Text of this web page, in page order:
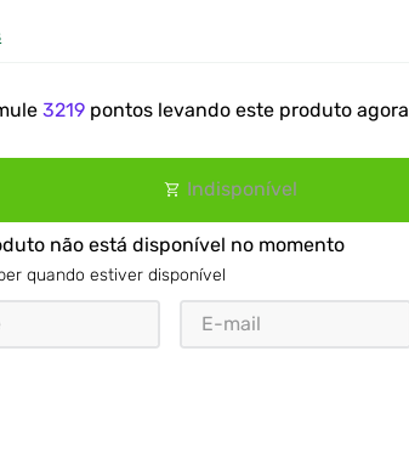
3219 pontos levando este produto agora
Indisponível
não está disponível no momento
quando estiver disponível